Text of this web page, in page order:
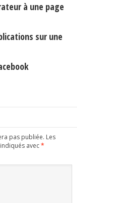
à une page
sur une
pas publiée. Les
avec*